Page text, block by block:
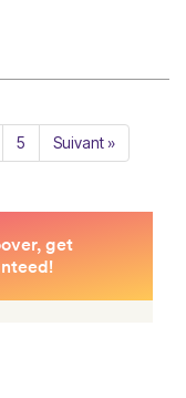
5 Suivant »